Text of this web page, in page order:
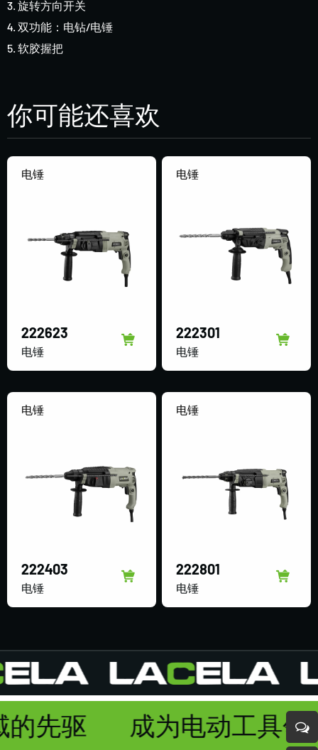
3. 旋转方向开关
4. 双功能：电钻/电锤
5. 软胶握把
你可能还喜欢
电锤
222623
电锤
电锤
222301
电锤
电锤
222403
电锤
电锤
222801
电锤
成为电动工具
的先驱